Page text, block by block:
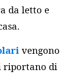
da letto e
vengono
riportano di